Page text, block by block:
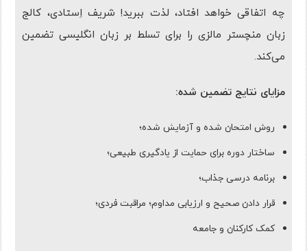
چه اتفاقی خواهد افتاد، لذت ببرید! شریف اِستادی، کالج
زبان منچستر مالزی را برای تسلط بر زبان انگلیسی تضمین
می‌کند.
مزایای نتایج تضمین شده:
روش امتحان شده و آزمایش شده؛
ساختار دوره برای حمایت از یادگیری طبیعی؛
برنامه درسی جذاب؛
قرار دادن صحیح و ارزیابی مداوم؛ مراقبت فردی؛
کمک کارکنان و جامعه